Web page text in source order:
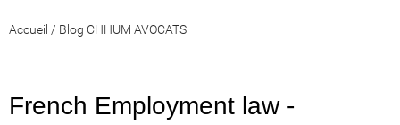
Accueil / Blog CHHUM AVOCATS
French Employment law -